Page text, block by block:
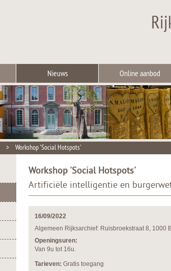
Nieuws Online aanbod
> Workshop 'Social Hotspots'
Workshop 'Social Hotspots'
Artificiële intelligentie en
16/09/2022
Algemeen Rijksarchief: Ruisbroekstraat 8, 1000
Openingsuren:
Van 9u tot 16u.
Tarieven: Gratis toegang